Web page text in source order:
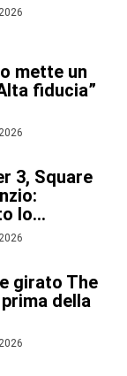
mette un
fiducia”
3, Square
lo...
girato The
della